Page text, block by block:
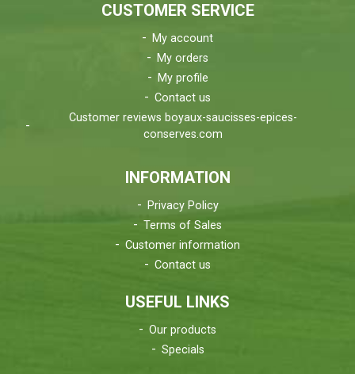
CUSTOMER SERVICE
My account
My orders
My profile
Contact us
Customer reviews boyaux-saucisses-epices-
conserves.com
INFORMATION
Privacy Policy
Terms of Sales
Customer information
Contact us
USEFUL LINKS
Our products
Specials